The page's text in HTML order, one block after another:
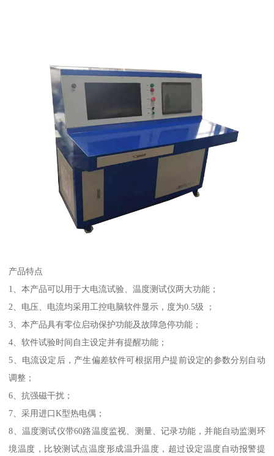
产品特点
1、本产品可以用于大电流试验、温度测试仪两大功能；
2、电压、电流均采用工控电脑软件显示，度为0.5级 ；
3、本产品具有零位启动保护功能及故障急停功能；
4、软件试验时间自主设定并有提醒功能；
5、电流设定后，产生偏差软件可根据用户提前设定的参数分别自动
调整；
6、抗强磁干扰；
7、采用进口K型热电偶；
8、温度测试仪带60路温度监视、测量、记录功能，并能自动监测环
境温度，比较测试点温度形成温升温度，超过设定温度自动报警提